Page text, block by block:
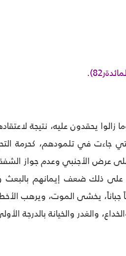
يحقدون عليه، نتيجة
جاءت في تلمودهم، كحرمة
على ذلك ضعف إيمانهم
يخشى الموت، ويرهب
والغدر والخيانة بالدرجة